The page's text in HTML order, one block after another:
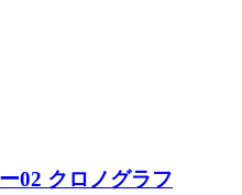
02 クロノグラフ